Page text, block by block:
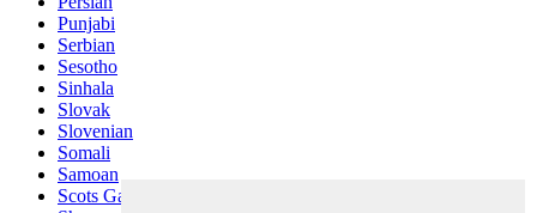
Punjabi
Serbian
Sesotho
Sinhala
Slovak
Slovenian
Somali
Samoan
Scots Gaelic